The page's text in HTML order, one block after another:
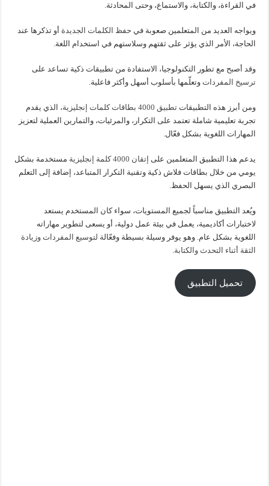
في القراءة، والكتابة، والاستماع، وحتى المحادثة.
ويواجه العديد من المتعلمين صعوبة في حفظ الكلمات الجديدة أو تذكرها عند
الحاجة، الأمر الذي يؤثر على ثقتهم وسلاستهم في استخدام اللغة.
وقد أصبح مع تطور التكنولوجيا، الاستفادة من تطبيقات ذكية تساعد على
ترسيخ المفردات وتعلّمها بأسلوب أسهل وأكثر فاعلية.
ومن أبرز هذه التطبيقاتتطبيق 4000 بطاقات كلمات إنجليزية،
الذي يقدم
تجربة تعليمية شاملة تعتمد على التكرار، والمرئيات، والتمارين العملية لتعزيز
المهارات اللغوية بشكل فعّال.
يدعم هذا التطبيق المتعلمين على إتقان 4000 كلمة إنجليزية
مستخدمة بشكل
يومي من خلال بطاقات فلاش ذكية وتقنية التكرار المتباعد، إضافة إلى التعلم
البصري الذي يسهل الحفظ.
ويُعد التطبيق مناسباً لجميع المستويات، سواء كان المستخدم يستعد
لاختبارات أكاديمية، يعمل في بيئة عمل دولية، أو يسعى لتطوير مهاراته
اللغوية بشكل عام. وهو يوفر وسيلة بسيطة وفعّالة لتوسيع المفردات وزيادة
الثقة أثناء التحدث والكتابة.
تحميل التطبيق